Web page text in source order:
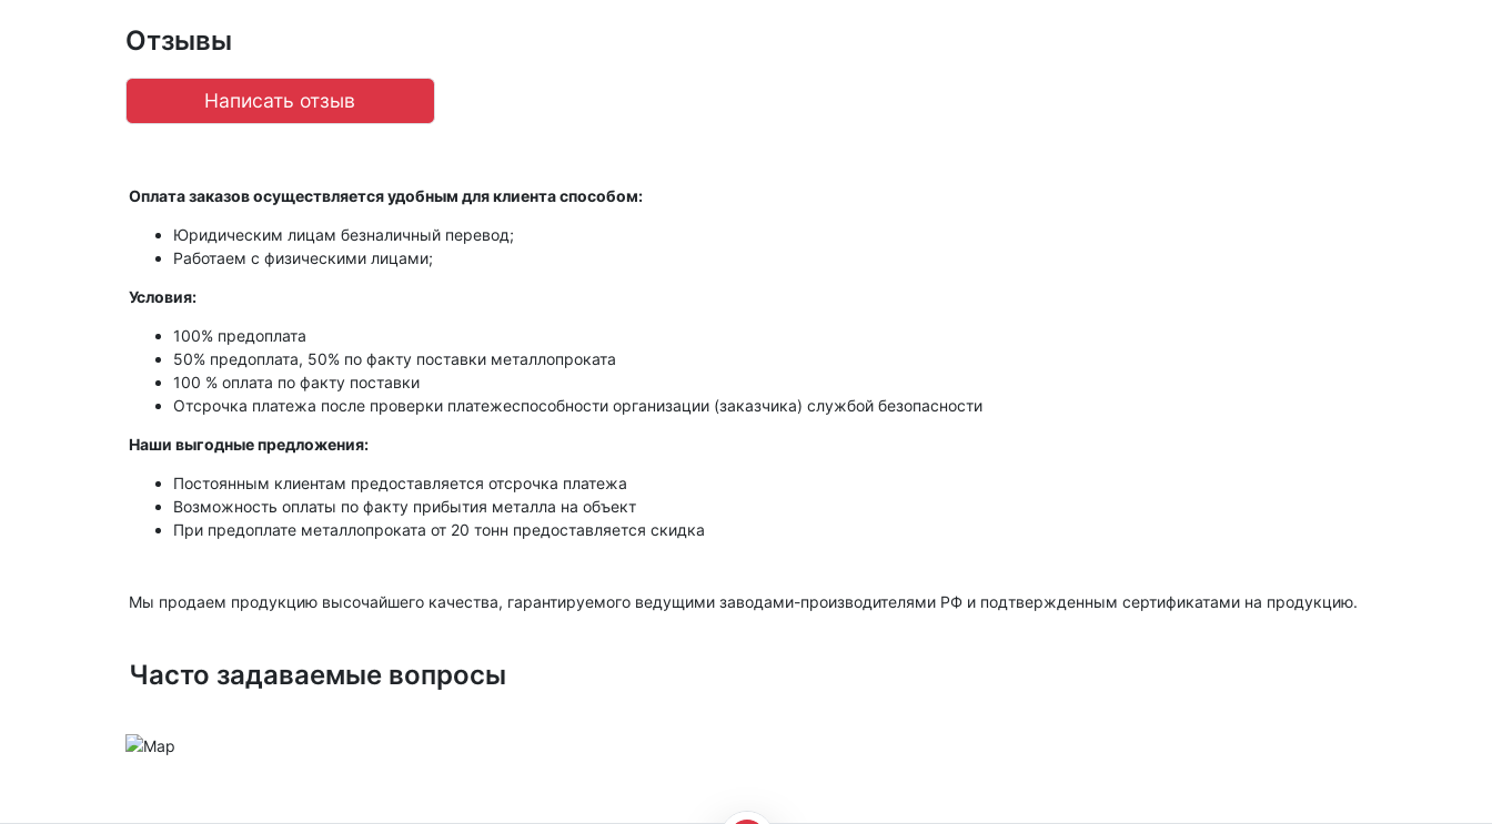
Отзывы
Написать отзыв
Оплата заказов осуществляется удобным для клиента способом:
Юридическим лицам безналичный перевод;
Работаем с физическими лицами;
Условия:
100% предоплата
50% предоплата, 50% по факту поставки металлопроката
100 % оплата по факту поставки
Отсрочка платежа после проверки платежеспособности организации (заказчика) службой безопасности
Наши выгодные предложения:
Постоянным клиентам предоставляется отсрочка платежа
Возможность оплаты по факту прибытия металла на объект
При предоплате металлопроката от 20 тонн предоставляется скидка
Мы продаем продукцию высочайшего качества, гарантируемого ведущими заводами-производителями РФ и подтвержденным сертификатами на продукцию.
Часто задаваемые вопросы